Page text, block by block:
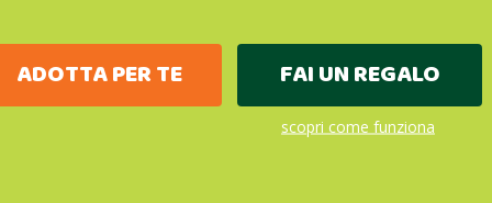
ADOTTA PER TE FAI UN REGALO
scopri come funziona